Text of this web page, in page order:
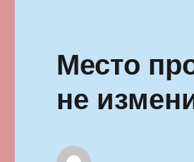
Место
не